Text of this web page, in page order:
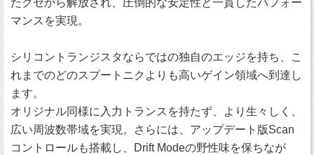
たクセから解放され、圧倒的な安定性と一貫したパフォー
マンスを実現。
シリコントランジスタならではの独自のエッジを持ち、こ
れまでのどのスプートニクよりも高いゲイン領域へ到達し
ます。
オリジナル同様に入力トランスを持たず、より生々しく、
広い周波数帯域を実現。さらには、アップデート版Scan
コントロールも搭載し、Drift Modeの野性味を保ちなが